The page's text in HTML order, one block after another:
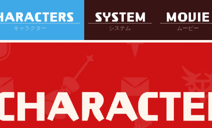
キャラクター システム ムービー